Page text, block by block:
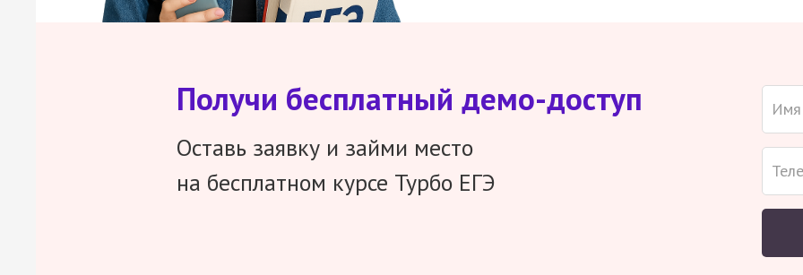
Получи бесплатный демо-доступ
Оставь заявку и займи место
на бесплатном курсе Турбо ЕГЭ